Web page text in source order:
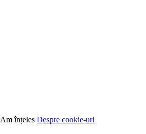
Am înțeles Despre cookie-uri